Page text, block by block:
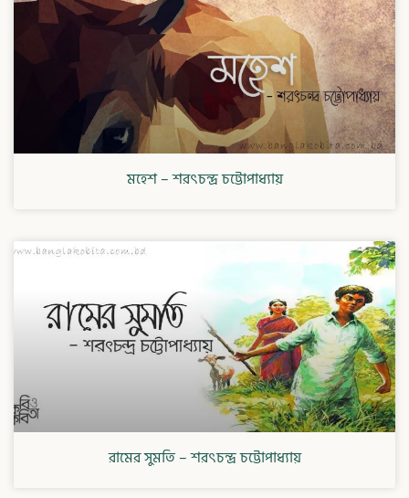
মহেশ – শরৎচন্দ্র চট্টোপাধ্যায়
রামের সুমতি – শরৎচন্দ্র চট্টোপাধ্যায়